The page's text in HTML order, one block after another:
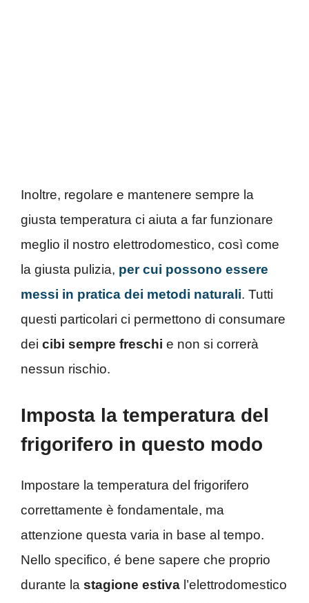
Inoltre, regolare e mantenere sempre la
giusta temperatura ci aiuta a far funzionare
meglio il nostro elettrodomestico, così come
la giusta pulizia, per cui possono essere
messi in pratica dei metodi naturali. Tutti
questi particolari ci permettono di consumare
dei cibi sempre freschi e non si correrà
nessun rischio.
Imposta la temperatura del
frigorifero in questo modo
Impostare la temperatura del frigorifero
correttamente è fondamentale, ma
attenzione questa varia in base al tempo.
Nello specifico, é bene sapere che proprio
durante la stagione estiva l’elettrodomestico